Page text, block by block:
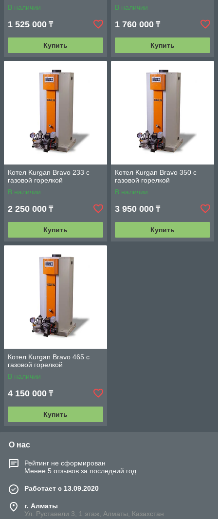
В наличии
1 525 000 ₸
Купить
В наличии
1 760 000 ₸
Купить
Котел Kurgan Bravo 233 с
газовой горелкой
В наличии
2 250 000 ₸
Купить
Котел Kurgan Bravo 350 с
газовой горелкой
В наличии
3 950 000 ₸
Купить
Котел Kurgan Bravo 465 с
газовой горелкой
В наличии
4 150 000 ₸
Купить
О нас
Рейтинг не сформирован
Менее 5 отзывов за последний год
Работает с 13.09.2020
г. Алматы
Ул. Руставели 3, 1 этаж, Алматы, Казахстан